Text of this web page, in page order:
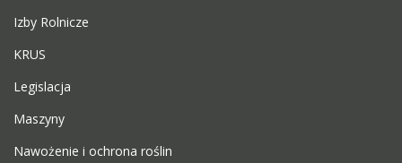
Izby Rolnicze
KRUS
Legislacja
Maszyny
Nawożenie i ochrona roślin